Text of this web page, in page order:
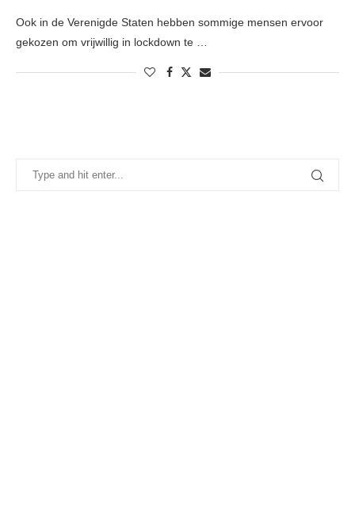
Ook in de Verenigde Staten hebben sommige mensen ervoor
gekozen om vrijwillig in lockdown te …